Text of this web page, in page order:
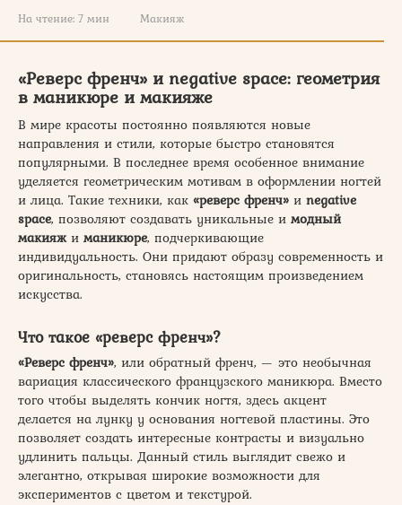
На чтение: 7 мин Макияж
«Реверс френч» и negative space: геометрия
в маникюре и макияже
В мире красоты постоянно появляются новые
направления и стили, которые быстро становятся
популярными. В последнее время особенное внимание
уделяется геометрическим мотивам в оформлении ногтей
и лица. Такие техники, как «реверс френч» и negative
space, позволяют создавать уникальные и модный
макияжи маникюре, подчеркивающие
индивидуальность. Они придают образу современность и
оригинальность, становясь настоящим произведением
искусства.
Что такое «реверс френч»?
«Реверс френч», или обратный френч, — это необычная
вариация классического французского маникюра. Вместо
того чтобы выделять кончик ногтя, здесь акцент
делается на лунку у основания ногтевой пластины. Это
позволяет создать интересные контрасты и визуально
удлинить пальцы. Данный стиль выглядит свежо и
элегантно, открывая широкие возможности для
экспериментов с цветом и текстурой.